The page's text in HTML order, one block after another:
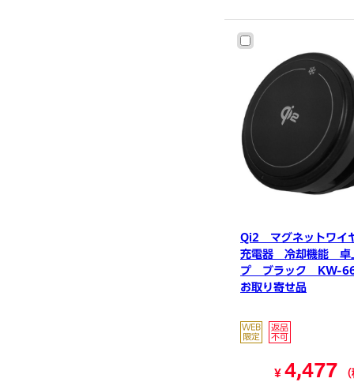
Qi2 マグネットワイ
充電器 冷却機能 卓
プ ブラック KW-
お取り寄せ品
¥ 4,477